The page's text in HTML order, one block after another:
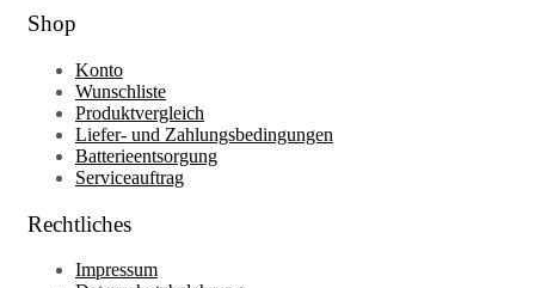
Shop
Konto
Wunschliste
Produktvergleich
Liefer- und Zahlungsbedingungen
Batterieentsorgung
Serviceauftrag
Rechtliches
Impressum